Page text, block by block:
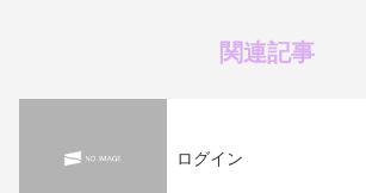
関連記事
ログイン